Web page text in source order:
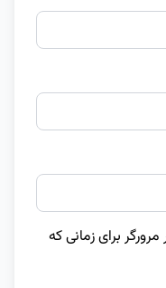
برای زمانی که